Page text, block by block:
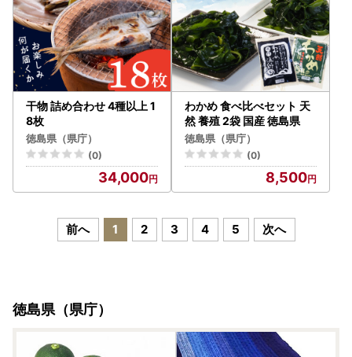
干物 詰め合わせ 4種以上 1
8枚
徳島県（県庁）
(0)
34,000
わかめ 食べ比べセット 天
然 養殖 2袋 国産 徳島県
徳島県（県庁）
(0)
8,500
前へ 1 2 3 4 5 次へ
徳島県（県庁）